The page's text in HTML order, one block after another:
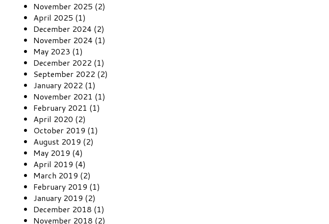
November 2025 (2)
April 2025 (1)
December 2024 (2)
November 2024 (1)
May 2023 (1)
December 2022 (1)
September 2022 (2)
January 2022 (1)
November 2021 (1)
February 2021 (1)
April 2020 (2)
October 2019 (1)
August 2019 (2)
May 2019 (4)
April 2019 (4)
March 2019 (2)
February 2019 (1)
January 2019 (2)
December 2018 (1)
November 2018 (2)